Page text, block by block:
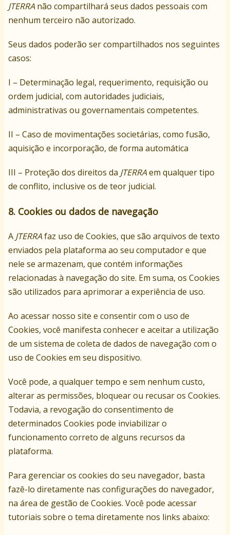
JTERRA não compartilhará seus dados pessoais com
nenhum terceiro não autorizado.
Seus dados poderão ser compartilhados nos seguintes
casos:
I – Determinação legal, requerimento, requisição ou
ordem judicial, com autoridades judiciais,
administrativas ou governamentais competentes.
II – Caso de movimentações societárias, como fusão,
aquisição e incorporação, de forma automática
III – Proteção dos direitos da JTERRAem qualquer tipo
de conflito, inclusive os de teor judicial.
8. Cookies ou dados de navegação
A JTERRAfaz uso de Cookies, que são arquivos de texto
enviados pela plataforma ao seu computador e que
nele se armazenam, que contém informações
relacionadas à navegação do site. Em suma, os Cookies
são utilizados para aprimorar a experiência de uso.
Ao acessar nosso site e consentir com o uso de
Cookies, você manifesta conhecer e aceitar a utilização
de um sistema de coleta de dados de navegação com o
uso de Cookies em seu dispositivo.
Você pode, a qualquer tempo e sem nenhum custo,
alterar as permissões, bloquear ou recusar os Cookies.
Todavia, a revogação do consentimento de
determinados Cookies pode inviabilizar o
funcionamento correto de alguns recursos da
plataforma.
Para gerenciar os cookies do seu navegador, basta
fazê-lo diretamente nas configurações do navegador,
na área de gestão de Cookies. Você pode acessar
tutoriais sobre o tema diretamente nos links abaixo: